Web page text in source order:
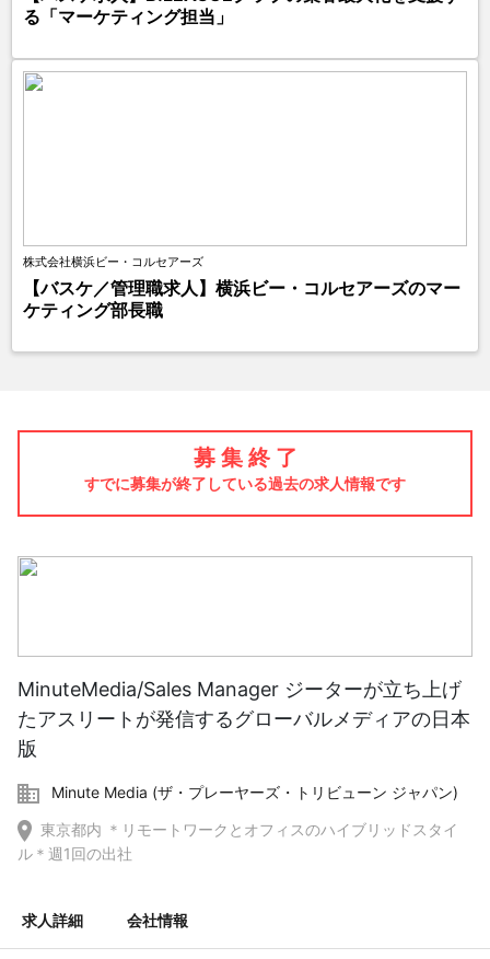
る「マーケティング担当」
株式会社横浜ビー・コルセアーズ
【バスケ／管理職求人】横浜ビー・コルセアーズのマー
ケティング部長職
募 集 終 了
すでに募集が終了している過去の求人情報です
MinuteMedia/Sales Manager ジーターが立ち上げ
たアスリートが発信するグローバルメディアの日本
版
Minute Media (ザ・プレーヤーズ・トリビューン ジャパン)
東京都内 ＊リモートワークとオフィスのハイブリッドスタイ
ル＊週1回の出社
求人詳細 会社情報